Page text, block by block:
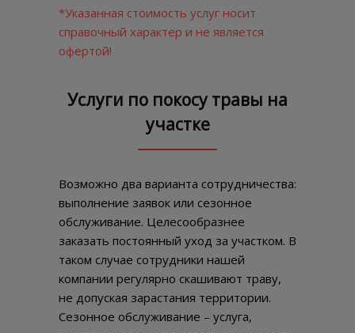
*Указанная стоимость услуг носит
справочный характер и не является
офертой!
Услуги по покосу травы на
участке
Возможно два варианта сотрудничества:
выполнение заявок или сезонное
обслуживание. Целесообразнее
заказать постоянный уход за участком. В
таком случае сотрудники нашей
компании регулярно скашивают траву,
не допуская зарастания территории.
Сезонное обслуживание – услуга,